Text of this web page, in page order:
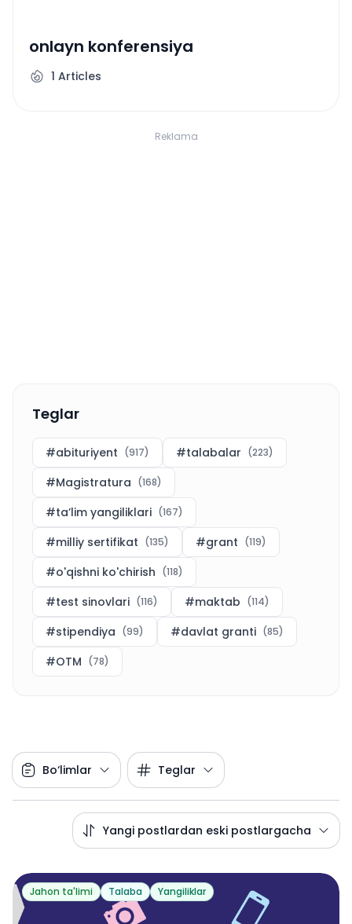
onlayn konferensiya
1 Articles
Reklama
Teglar
#abituriyent (917) #talabalar (223)
#Magistratura (168)
#ta’lim yangiliklari (167)
#milliy sertifikat (135) #grant (119)
#o'qishni ko'chirish (118)
#test sinovlari (116) #maktab (114)
#stipendiya (99) #davlat granti (85)
#OTM (78)
Bo‘limlar Teglar
Yangi postlardan eski postlargacha
Jahon ta'limi Talaba Yangiliklar